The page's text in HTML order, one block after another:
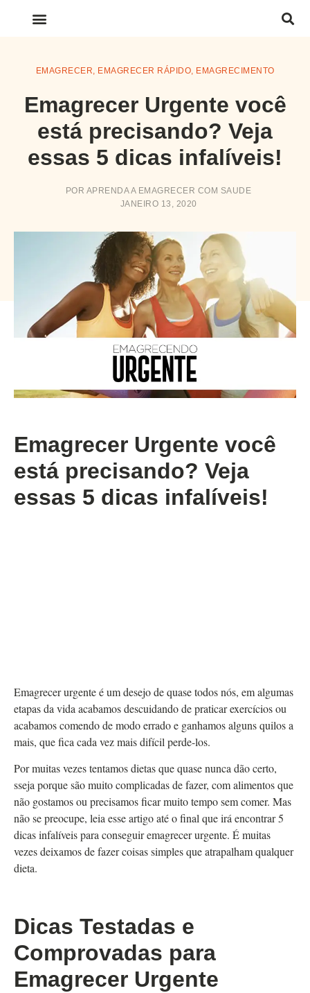
EMAGRECER, EMAGRECER RÁPIDO, EMAGRECIMENTO
Emagrecer Urgente você
está precisando? Veja
essas 5 dicas infalíveis!
POR APRENDA A EMAGRECER COM SAUDE
JANEIRO 13, 2020
Emagrecer Urgente você
está precisando? Veja
essas 5 dicas infalíveis!
Emagrecer urgente é um desejo de quase todos nós, em algumas
etapas da vida acabamos descuidando de praticar exercícios ou
acabamos comendo de modo errado e ganhamos alguns quilos a
mais, que fica cada vez mais difícil perde-los.
Por muitas vezes tentamos dietas que quase nunca dão certo,
sseja porque são muito complicadas de fazer, com alimentos que
não gostamos ou precisamos ficar muito tempo sem comer. Mas
não se preocupe, leia esse artigo até o final que irá encontrar 5
dicas infalíveis para conseguir emagrecer urgente. É muitas
vezes deixamos de fazer coisas simples que atrapalham qualquer
dieta.
Dicas Testadas e
Comprovadas para
Emagrecer Urgente